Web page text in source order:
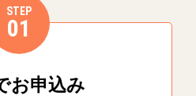
STEP
01
お申込み